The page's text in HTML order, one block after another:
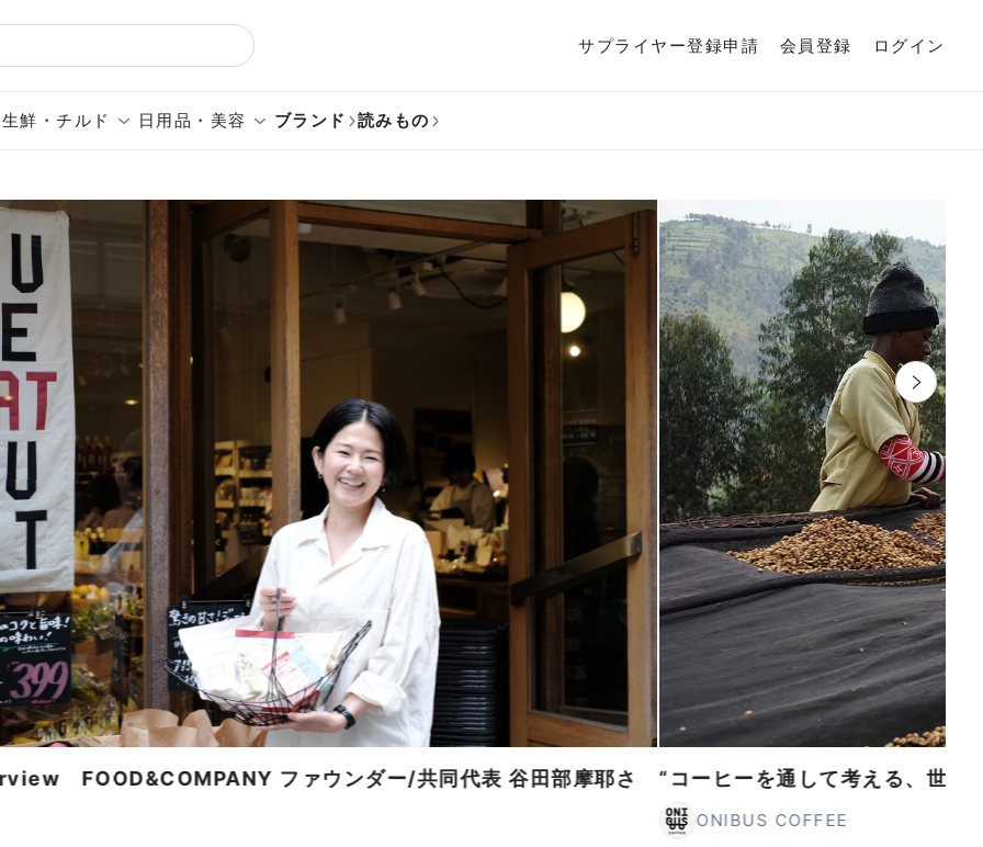
サプライヤー登録申請 会員登録 ログイン
生鮮・チルド 日用品・美容 ブランド 読みもの
FOOD&COMPANY ファウンダー/共同代表 谷田部摩耶さ “コーヒーを通して考える、世界
ONIBUS COFFEE